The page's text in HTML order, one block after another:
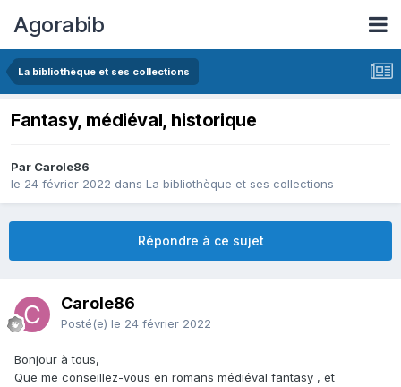
Agorabib
La bibliothèque et ses collections
Fantasy, médiéval, historique
Par Carole86
le 24 février 2022 dans La bibliothèque et ses collections
Répondre à ce sujet
Carole86
Posté(e) le 24 février 2022
Bonjour à tous,
Que me conseillez-vous en romans médiéval fantasy , et